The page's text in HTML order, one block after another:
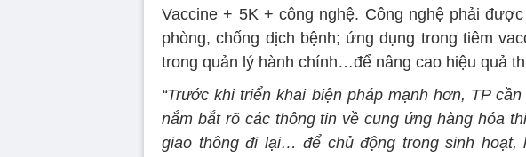
Vaccine + 5K + công nghệ. Công nghệ phải
phòng, chống dịch bệnh; ứng dụng trong tiêm
trong quản lý hành chính…để nâng cao hiệu quả
“Trước khi triển khai biện pháp mạnh hơn, TP
nắm bắt rõ các thông tin về cung ứng hàng hóa
giao thông đi lại… để chủ động trong sinh hoạt,